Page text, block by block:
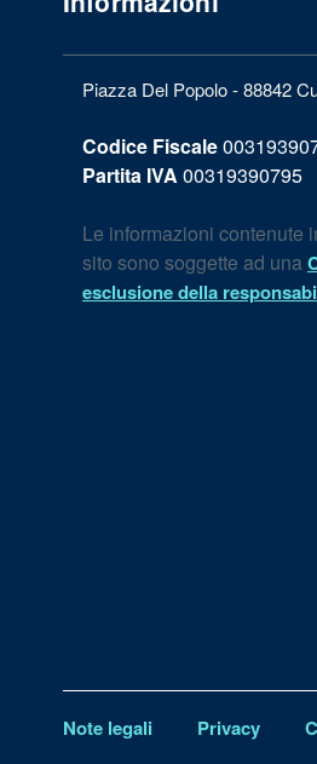
Piazza Del Popolo - 88842
Codice Fiscale
Partita IVA 00319390795
Le informazioni contenute
sito sono soggette ad una
esclusione della
Note legali Privacy